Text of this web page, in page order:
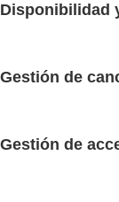
Disponibilidad
Gestión de
Gestión de